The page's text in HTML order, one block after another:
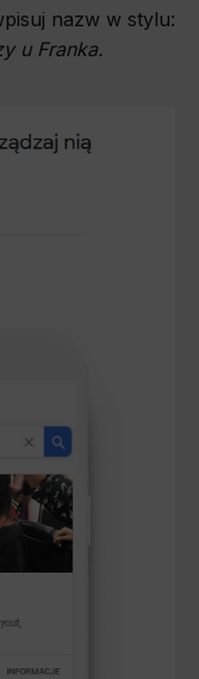
nazw w stylu:
u Franka.